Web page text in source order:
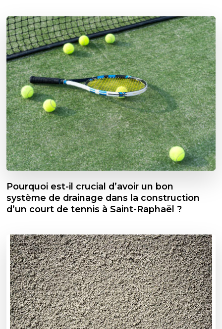
Pourquoi est-il crucial d’avoir un bon
système de drainage dans la construction
d’un court de tennis à Saint-Raphaël ?